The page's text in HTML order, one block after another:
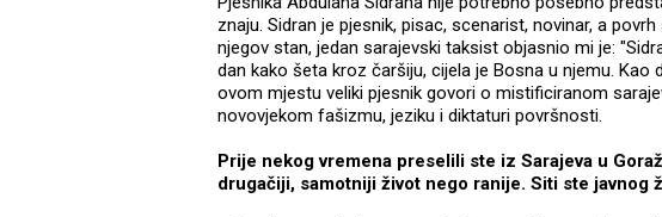
znaju. Sidran je pjesnik, pisac, scenarist, novinar, a
njegov stan, jedan sarajevski taksist objasnio mi je:
dan kako šeta kroz čaršiju, cijela je Bosna u njemu. Kao
ovom mjestu veliki pjesnik govori o mistificiranom
novovjekom fašizmu, jeziku i diktaturi površnosti.
Prije nekog vremena preselili ste iz Sarajeva u
drugačiji, samotniji život nego ranije. Siti ste javnog